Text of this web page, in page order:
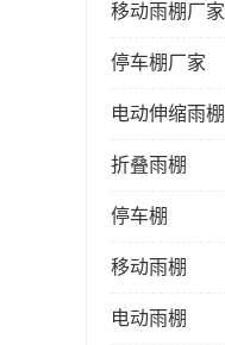
移动雨棚厂家
停车棚厂家
电动伸缩雨棚
折叠雨棚
停车棚
移动雨棚
电动雨棚